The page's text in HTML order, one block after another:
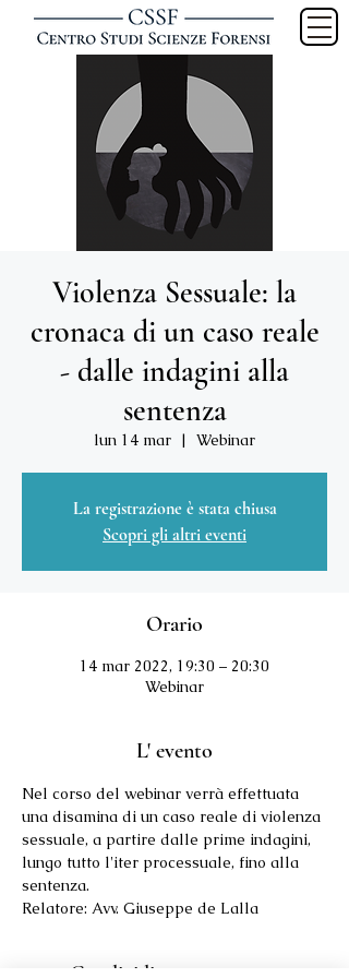
Violenza Sessuale: la
cronaca di un caso reale
- dalle indagini alla
sentenza
lun 14 mar
  |
Webinar
La registrazione è stata chiusa
Scopri gli altri eventi
Orario
14 mar 2022, 19:30 – 20:30
Webinar
L' evento
Nel corso del webinar verrà effettuata
una disamina di un caso reale di violenza
sessuale, a partire dalle prime indagini,
lungo tutto l'iter processuale, fino alla
sentenza.
Relatore: Avv. Giuseppe de Lalla